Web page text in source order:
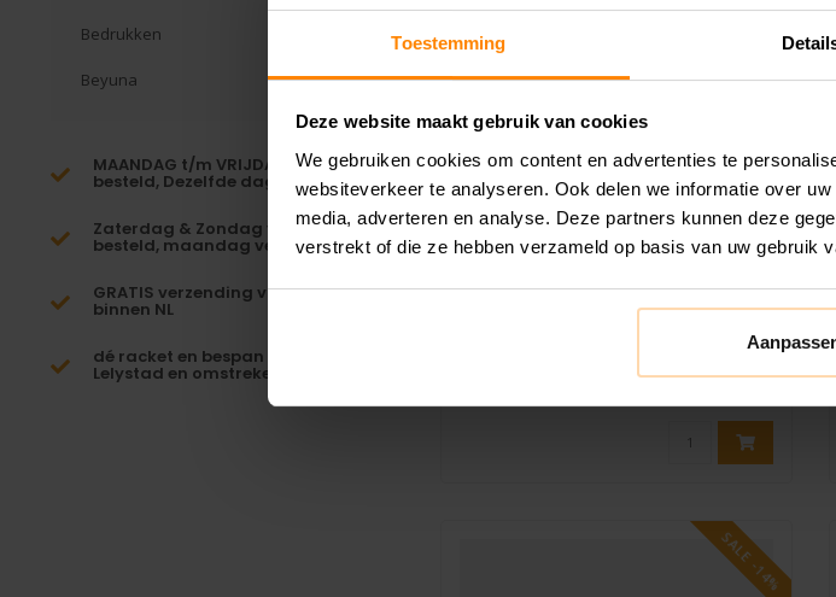
Toestemming
Deze website maakt gebruik van cookies
We gebruiken cookies om content en advertenties te
websiteverkeer te analyseren. Ook delen we informatie over
media, adverteren en analyse. Deze partners kunnen deze
verstrekt of die ze hebben verzameld op basis van uw gebruik
Bedrukken
Beyuna
MAANDAG t/m VRIJDAG voor 16:00
besteld, Dezelfde dag verzonden!*
Zaterdag & Zondag voor 23:59
besteld, maandag verzonden!
GRATIS verzending vanaf €65,-
binnen NL
dé racket en bespan specialist van
Lelystad en omstreken
Bullpadel Casual BPP26016
Racketbag Padeltas
is een praktische en stijlvolle padeltas ..
SALE -14%